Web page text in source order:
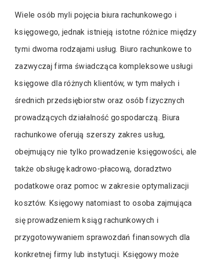
Wiele osób myli pojęcia biura rachunkowego i
księgowego, jednak istnieją istotne różnice między
tymi dwoma rodzajami usług. Biuro rachunkowe to
zazwyczaj firma świadcząca kompleksowe usługi
księgowe dla różnych klientów, w tym małych i
średnich przedsiębiorstw oraz osób fizycznych
prowadzących działalność gospodarczą. Biura
rachunkowe oferują szerszy zakres usług,
obejmujący nie tylko prowadzenie księgowości, ale
także obsługę kadrowo-płacową, doradztwo
podatkowe oraz pomoc w zakresie optymalizacji
kosztów. Księgowy natomiast to osoba zajmująca
się prowadzeniem ksiąg rachunkowych i
przygotowywaniem sprawozdań finansowych dla
konkretnej firmy lub instytucji. Księgowy może